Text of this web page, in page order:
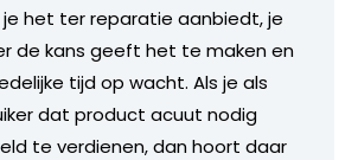
het ter reparatie aanbiedt, je
de kans geeft het te maken en
tijd op wacht. Als je als
dat product acuut nodig
te verdienen, dan hoort daar